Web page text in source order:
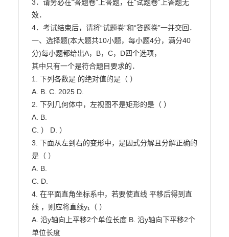
3．请务必在“答题卷”上答题，在“试题卷”上答题无
效．
4．考试结束后，请将“试题卷”和“答题卷”一并交回．
一、选择题(本大题共10小题，每小题4分，满分40
分)每小题都给出A，B，C，D四个选项，
其中只有一个是符合题目要求的．
1. 下列各数是 的绝对值的是（ ）
A. B. C. 2025 D.
2. 下列几何体中，左视图不是矩形的是（ ）
A. B.
C. ） D. ）
3. 下面从左到右的变形中，是因式分解且分解正确的
是（ ）
A. B.
C. D.
4. 在平面直角坐标系中，若要使直线 平移后得到直
线 ，则应将直线y₁（ ）
A. 沿y轴向上平移2个单位长度 B. 沿y轴向下平移2个
单位长度